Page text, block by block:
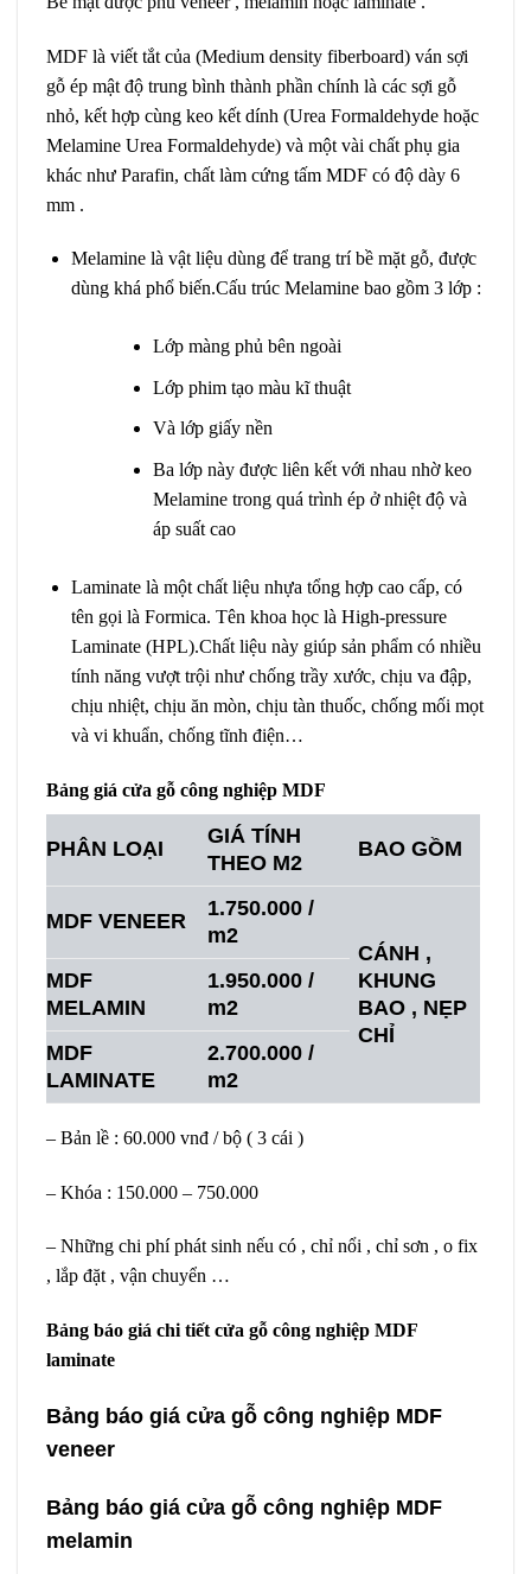
MDF là viết tắt của (Medium density fiberboard) ván sợi
gỗ ép mật độ trung bình thành phần chính là các sợi gỗ
nhỏ, kết hợp cùng keo kết dính (Urea Formaldehyde hoặc
Melamine Urea Formaldehyde) và một vài chất phụ gia
khác như Parafin, chất làm cứng tấm MDF có độ dày 6
mm .
Melamine là vật liệu dùng để trang trí bề mặt gỗ, được
dùng khá phổ biến.Cấu trúc Melamine bao gồm 3 lớp :
Lớp màng phủ bên ngoài
Lớp phim tạo màu kĩ thuật
Và lớp giấy nền
Ba lớp này được liên kết với nhau nhờ keo
Melamine trong quá trình ép ở nhiệt độ và
áp suất cao
Laminate là một chất liệu nhựa tổng hợp cao cấp, có
tên gọi là Formica. Tên khoa học là High-pressure
Laminate (HPL).Chất liệu này giúp sản phẩm có nhiều
tính năng vượt trội như chống trầy xước, chịu va đập,
chịu nhiệt, chịu ăn mòn, chịu tàn thuốc, chống mối mọt
và vi khuẩn, chống tĩnh điện…
Bảng giá cửa gỗ công nghiệp MDF
PHÂN LOẠI
GIÁ TÍNH
THEO M2
BAO GỒM
MDF VENEER
1.750.000 /
m2
CÁNH ,
KHUNG
BAO , NẸP
CHỈ
MDF
MELAMIN
1.950.000 /
m2
MDF
LAMINATE
2.700.000 /
m2
– Bản lề : 60.000 vnđ / bộ ( 3 cái )
– Khóa : 150.000 – 750.000
– Những chi phí phát sinh nếu có , chỉ nổi , chỉ sơn , o fix
, lắp đặt , vận chuyển …
Bảng báo giá chi tiết cửa gỗ công nghiệp MDF
laminate
Bảng báo giá cửa gỗ công nghiệp MDF
veneer
Bảng báo giá cửa gỗ công nghiệp MDF
melamin